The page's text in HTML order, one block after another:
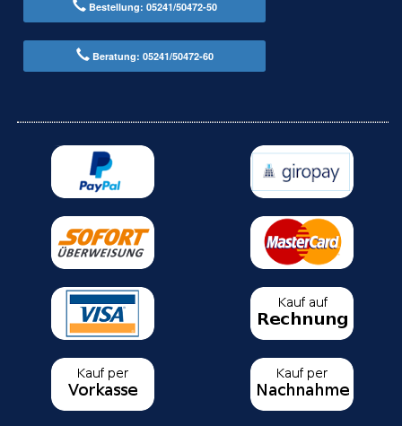
Bestellung: 05241/50472-50
Beratung: 05241/50472-60